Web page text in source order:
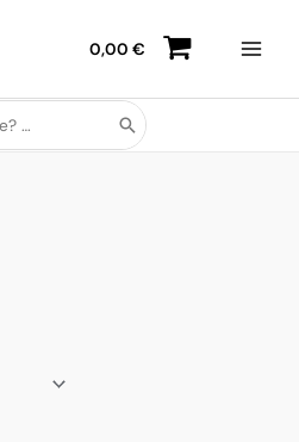
0,00€
Menu